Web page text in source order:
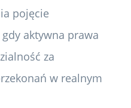
pojęcie
aktywna prawa
za
w realnym